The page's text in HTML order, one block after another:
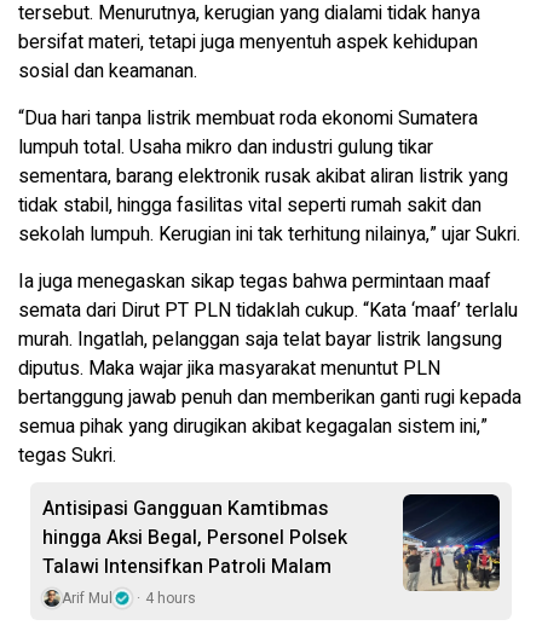
tersebut. Menurutnya, kerugian yang dialami tidak hanya
bersifat materi, tetapi juga menyentuh aspek kehidupan
sosial dan keamanan.
“Dua hari tanpa listrik membuat roda ekonomi Sumatera
lumpuh total. Usaha mikro dan industri gulung tikar
sementara, barang elektronik rusak akibat aliran listrik yang
tidak stabil, hingga fasilitas vital seperti rumah sakit dan
sekolah lumpuh. Kerugian ini tak terhitung nilainya,” ujar Sukri.
Ia juga menegaskan sikap tegas bahwa permintaan maaf
semata dari Dirut PT PLN tidaklah cukup. “Kata ‘maaf’ terlalu
murah. Ingatlah, pelanggan saja telat bayar listrik langsung
diputus. Maka wajar jika masyarakat menuntut PLN
bertanggung jawab penuh dan memberikan ganti rugi kepada
semua pihak yang dirugikan akibat kegagalan sistem ini,”
tegas Sukri.
Antisipasi Gangguan Kamtibmas
hingga Aksi Begal, Personel Polsek
Talawi Intensifkan Patroli Malam
Arif Mul 4 hours